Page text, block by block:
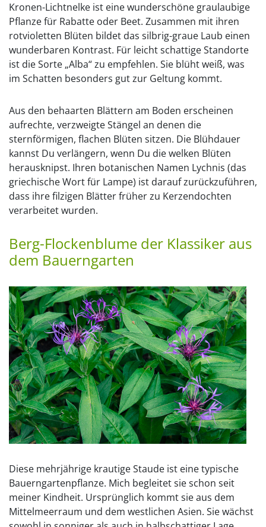
Kronen-Lichtnelke ist eine wunderschöne graulaubige
Pflanze für Rabatte oder Beet. Zusammen mit ihren
rotvioletten Blüten bildet das silbrig-graue Laub einen
wunderbaren Kontrast. Für leicht schattige Standorte
ist die Sorte „Alba“ zu empfehlen. Sie blüht weiß, was
im Schatten besonders gut zur Geltung kommt.
Aus den behaarten Blättern am Boden erscheinen
aufrechte, verzweigte Stängel an denen die
sternförmigen, flachen Blüten sitzen. Die Blühdauer
kannst Du verlängern, wenn Du die welken Blüten
herausknipst. Ihren botanischen Namen Lychnis (das
griechische Wort für Lampe) ist darauf zurückzuführen,
dass ihre filzigen Blätter früher zu Kerzendochten
verarbeitet wurden.
Berg-Flockenblume der Klassiker aus
dem Bauerngarten
Diese mehrjährige krautige Staude ist eine typische
Bauerngartenpflanze. Mich begleitet sie schon seit
meiner Kindheit. Ursprünglich kommt sie aus dem
Mittelmeerraum und dem westlichen Asien. Sie wächst